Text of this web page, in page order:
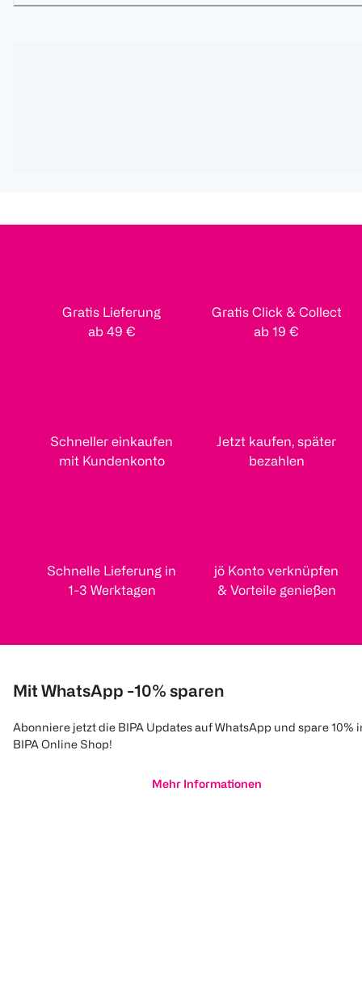
Gratis Lieferung
ab 49 €
Gratis Click & Collect
ab 19 €
Schneller einkaufen
mit Kundenkonto
Jetzt kaufen, später
bezahlen
Schnelle Lieferung in
1-3 Werktagen
jö Konto verknüpfen
& Vorteile genießen
Mit WhatsApp -10% sparen
Abonniere jetzt die BIPA Updates auf WhatsApp und spare 10%
BIPA Online Shop!
Mehr Informationen